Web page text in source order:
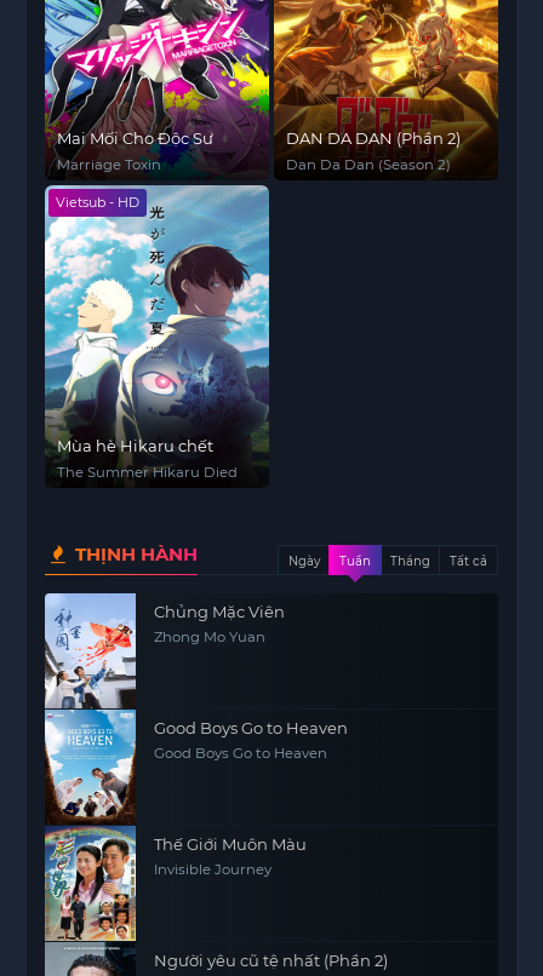
Mai Mối Cho Độc Sư
Marriage Toxin
DAN DA DAN (Phần 2)
Dan Da Dan (Season 2)
Vietsub - HD
Mùa hè Hikaru chết
The Summer Hikaru Died
THỊNH HÀNH Ngày Tuần Tháng Tất cả
Chủng Mặc Viên
Zhong Mo Yuan
Good Boys Go to Heaven
Good Boys Go to Heaven
Thế Giới Muôn Màu
Invisible Journey
Người yêu cũ tệ nhất (Phần 2)